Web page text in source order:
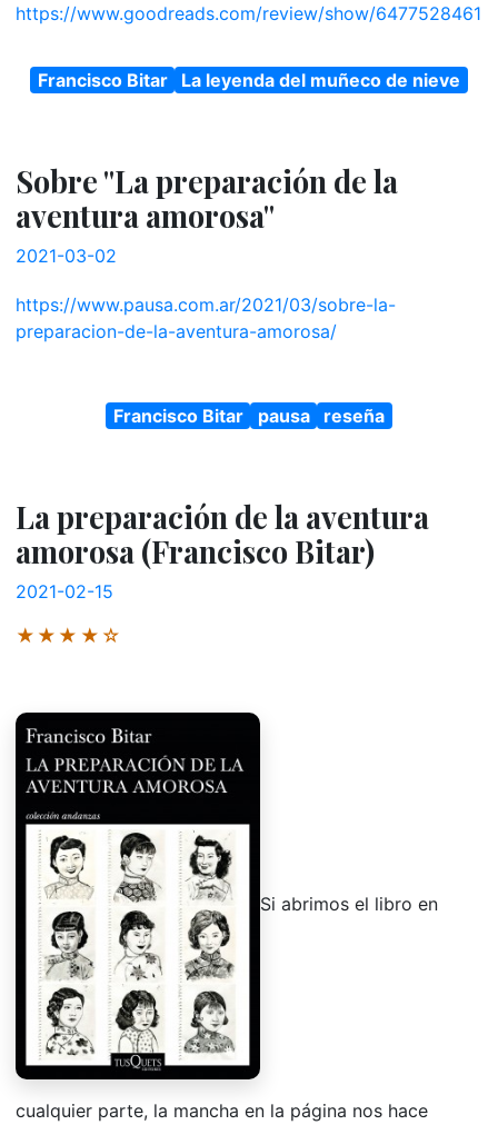
https://www.goodreads.com/review/show/6477528461
Francisco Bitar La leyenda del muñeco de nieve
Sobre "La preparación de la
aventura amorosa"
2021-03-02
https://www.pausa.com.ar/2021/03/sobre-la-
preparacion-de-la-aventura-amorosa/
Francisco Bitar pausa reseña
La preparación de la aventura
amorosa (Francisco Bitar)
2021-02-15
★★★★☆
Si abrimos el libro en
cualquier parte, la mancha en la página nos hace